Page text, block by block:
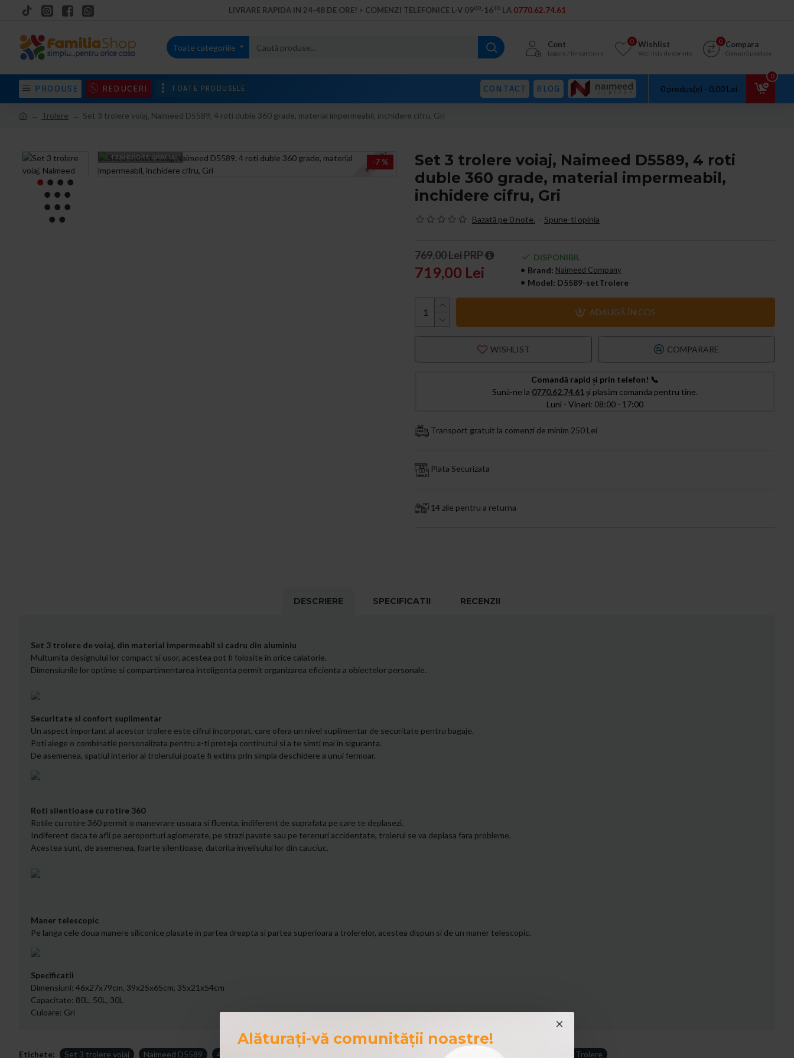
Alăturați-vă comunității noastre!
LIVRARE RAPIDA IN 24-48 DE ORE! > COMENZI TELEFONICE L-V 0900-1630LA 0770.62.74.61
Toate categoriile Cont
Logare / Inregistrare
Wishlist
Vezi lista de dorinte
0 Compara
Compară produse
0
PRODUSE REDUCERI TOATE PRODUSELE CONTACT BLOG 0 produs(e) - 0,00 Lei
0
Trolere Set 3 trolere voiaj, Naimeed D5589, 4 roti duble 360 grade, material impermeabil, inchidere cifru, Gri
PROMOTIE
TRANSPORT GRATUIT
-7 %
Set 3 trolere voiaj, Naimeed D5589, 4 roti
duble 360 grade, material impermeabil,
inchidere cifru, Gri
Bazată pe 0 note. - Spune-ti opinia
719,00 Lei
769,00 Lei PRP
DISPONIBIL
Brand: Naimeed Company
Model: D5589-setTrolere
ADAUGĂ ÎN COS
WISHLIST COMPARARE
Comandă rapid și prin telefon! 📞
Sună-ne la 0770.62.74.61 și plasăm comanda pentru tine.
Luni - Vineri: 08:00 - 17:00
Transport gratuit la comenzi de minim 250 Lei
Plata Securizata
14 zile pentru a returna
DESCRIERE SPECIFICATII RECENZII
Set 3 trolere de voiaj, din material impermeabil si cadru din aluminiu
Multumita designului lor compact si usor, acestea pot fi folosite in orice calatorie.
Dimensiunile lor optime si compartimentarea inteligenta permit organizarea eficienta a obiectelor personale.
Securitate si confort suplimentar
Un aspect important al acestor trolere este cifrul incorporat, care ofera un nivel suplimentar de securitate pentru bagaje.
Poti alege o combinatie personalizata pentru a-ti proteja continutul si a te simti mai in siguranta.
De asemenea, spatiul interior al trolerului poate fi extins prin simpla deschidere a unui fermoar.
Roti silentioase cu rotire 360
Rotile cu rotire 360 permit o manevrare usoara si fluenta, indiferent de suprafata pe care te deplasezi.
Indiferent daca te afli pe aeroporturi aglomerate, pe strazi pavate sau pe terenuri accidentate, trolerul se va deplasa fara probleme.
Acestea sunt, de asemenea, foarte silentioase, datorita invelisului lor din cauciuc.
Maner telescopic
Pe langa cele doua manere siliconice plasate in partea dreapta si partea superioara a trolerelor, acestea dispun si de un maner telescopic.
Specificatii
Dimensiuni: 46x27x79cm, 39x25x65cm, 35x21x54cm
Capacitate: 80L, 50L, 30L
Culoare: Gri
Etichete: Set 3 trolere voiaj Naimeed D5589 4 roti duble 360 grade inchidere cifru Trolere